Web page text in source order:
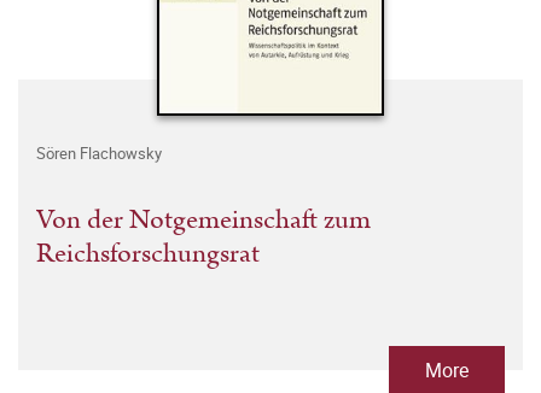
Sören Flachowsky
Von der Notgemeinschaft zum
Reichsforschungsrat
More